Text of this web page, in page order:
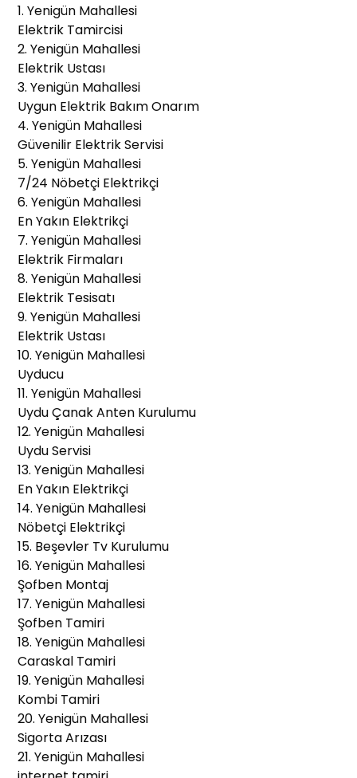
1. Yenigün Mahallesi
Elektrik Tamircisi
2. Yenigün Mahallesi
Elektrik Ustası
3. Yenigün Mahallesi
Uygun Elektrik Bakım Onarım
4. Yenigün Mahallesi
Güvenilir Elektrik Servisi
5. Yenigün Mahallesi
7/24 Nöbetçi Elektrikçi
6. Yenigün Mahallesi
En Yakın Elektrikçi
7. Yenigün Mahallesi
Elektrik Firmaları
8. Yenigün Mahallesi
Elektrik Tesisatı
9. Yenigün Mahallesi
Elektrik Ustası
10. Yenigün Mahallesi
Uyducu
11. Yenigün Mahallesi
Uydu Çanak Anten Kurulumu
12. Yenigün Mahallesi
Uydu Servisi
13. Yenigün Mahallesi
En Yakın Elektrikçi
14. Yenigün Mahallesi
Nöbetçi Elektrikçi
15. Beşevler Tv Kurulumu
16. Yenigün Mahallesi
Şofben Montaj
17. Yenigün Mahallesi
Şofben Tamiri
18. Yenigün Mahallesi
Caraskal Tamiri
19. Yenigün Mahallesi
Kombi Tamiri
20. Yenigün Mahallesi
Sigorta Arızası
21. Yenigün Mahallesi